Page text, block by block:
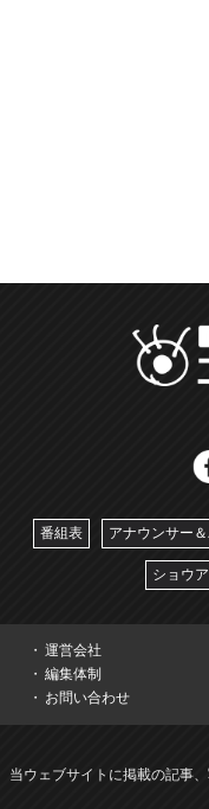
番組表 アナウンサー
ショウ
運営会社
編集体制
お問い合わせ
当ウェブサイトに掲載の記事